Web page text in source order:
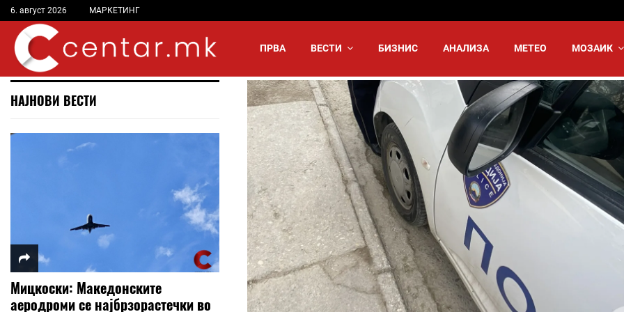
6. август 2026 МАРКЕТИНГ
ПРВА ВЕСТИ БИЗНИС АНАЛИЗА МЕТЕО МОЗАИК
НАЈНОВИ ВЕСТИ
Мицкоски: Македонските
аеродроми се најбрзорастечки во